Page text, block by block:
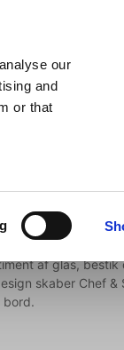
our
and
or that
af glas,
skaber Chef
bord.